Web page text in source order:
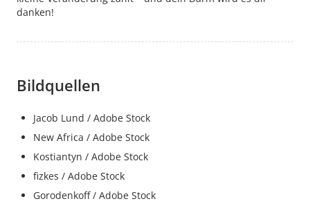
danken!
Bildquellen
Jacob Lund / Adobe Stock
New Africa / Adobe Stock
Kostiantyn / Adobe Stock
fizkes / Adobe Stock
Gorodenkoff / Adobe Stock